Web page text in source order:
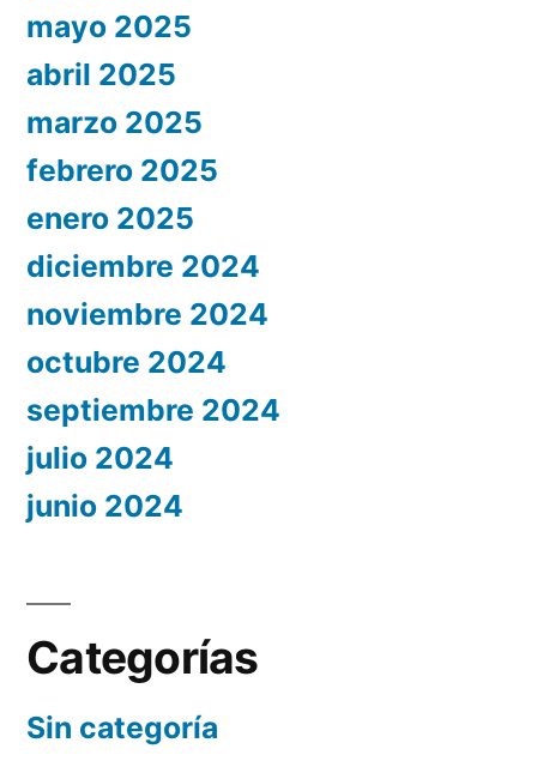
mayo 2025
abril 2025
marzo 2025
febrero 2025
enero 2025
diciembre 2024
noviembre 2024
octubre 2024
septiembre 2024
julio 2024
junio 2024
Categorías
Sin categoría